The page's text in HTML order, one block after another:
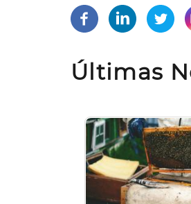
Últimas